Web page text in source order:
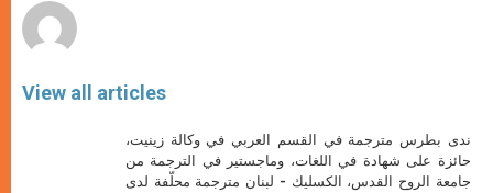
View all articles
ندى بطرس مترجمة في القسم العربي في وكالة زينيت،
حائزة على شهادة في اللغات، وماجستير في الترجمة من
جامعة الروح القدس، الكسليك - لبنان مترجمة محلّفة لدى